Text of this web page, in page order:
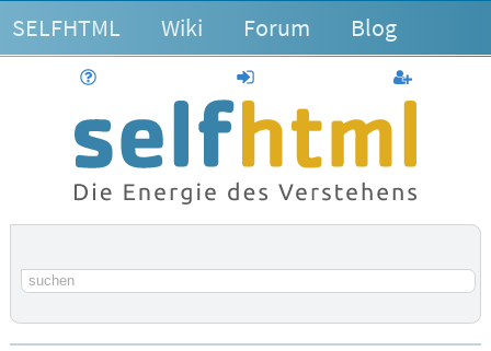
SELFHTML Wiki Forum Blog
anmelden
Suchbegriff